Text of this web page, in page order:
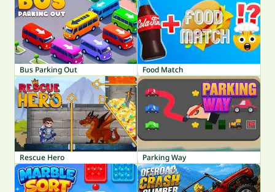
Bus Parking Out Food Match
Rescue Hero Parking Way